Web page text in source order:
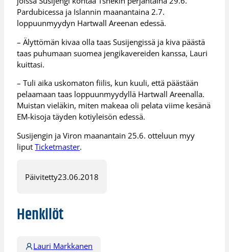
Pardubicessa ja Islannin maanantaina 2.7.
loppuunmyydyn Hartwall Areenan edessä.
– Älyttömän kivaa olla taas Susijengissä ja kiva päästä
taas puhumaan suomea jengikavereiden kanssa, Lauri
kuittasi.
– Tuli aika uskomaton fiilis, kun kuuli, että päästään
pelaamaan taas loppuunmyydyllä Hartwall Areenalla.
Muistan vieläkin, miten makeaa oli pelata viime kesänä
EM-kisoja täyden kotiyleisön edessä.
Susijengin ja Viron maanantain 25.6. otteluun myy
liputTicketmaster.
Päivitetty23.06.2018
Henkilöt
Lauri Markkanen